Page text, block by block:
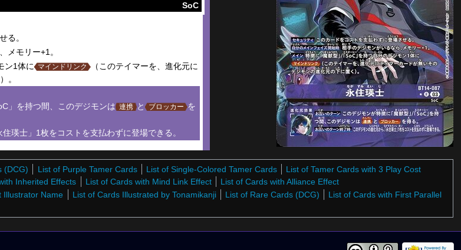
SoC
る。
メモリー+1。
ン1体に マインドリンク （このテイマーを、進化元に
。
」を持つ間、このデジモンは 連携 と ブロッカー を
瑛士」1枚をコストを支払わずに登場できる。
(DCG) List of Purple Tamer Cards List of Single-Colored Tamer Cards
List of Tamer Cards with 3 Play Cost
Inherited Effects List of Cards with Mind Link Effect
List of Cards with Alliance Effect
Illustrator Name List of Cards Illustrated by Tonamikanji List of Rare Cards (DCG)
List of Cards with First Parallel